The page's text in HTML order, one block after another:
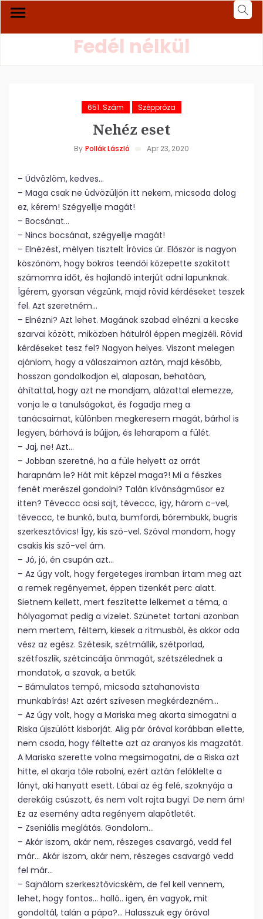
Fedél nélkül
651. Szám Széppróza
Nehéz eset
By Pollák László Apr 23, 2020
– Üdvözlöm, kedves…
– Maga csak ne üdvözüljön itt nekem, micsoda dolog
ez, kérem! Szégyellje magát!
– Bocsánat…
– Nincs bocsánat, szégyellje magát!
– Elnézést, mélyen tisztelt Íróvics úr. Először is nagyon
köszönöm, hogy bokros teendői közepette szakított
számomra időt, és hajlandó interjút adni lapunknak.
Ígérem, gyorsan végzünk, majd rövid kérdéseket teszek
fel. Azt szeretném…
– Elnézni? Azt lehet. Magának szabad elnézni a kecske
szarvai között, miközben hátulról éppen megizéli. Rövid
kérdéseket tesz fel? Nagyon helyes. Viszont melegen
ajánlom, hogy a válaszaimon aztán, majd később,
hosszan gondolkodjon el, alaposan, behatóan,
áhítattal, hogy azt ne mondjam, alázattal elemezze,
vonja le a tanulságokat, és fogadja meg a
tanácsaimat, különben megkeresem magát, bárhol is
legyen, bárhová is bújjon, és leharapom a fülét.
– Jaj, ne! Azt…
– Jobban szeretné, ha a füle helyett az orrát
harapnám le? Hát mit képzel maga?! Mi a fészkes
fenét merészel gondolni? Talán kívánságműsor ez
itten? Téveccc öcsi sajt, téveccc, így, három c-vel,
téveccc, te bunkó, buta, bumfordi, bórembukk, bugris
szerkesztővics! Így, kis szö-vel. Szóval mondom, hogy
csakis kis szö-vel ám.
– Jó, jó, én csupán azt…
– Az úgy volt, hogy fergeteges iramban írtam meg azt
a remek regényemet, éppen tizenkét perc alatt.
Sietnem kellett, mert feszítette lelkemet a téma, a
hólyagomat pedig a vizelet. Szünetet tartani azonban
nem mertem, féltem, kiesek a ritmusból, és akkor oda
vész az egész. Szétesik, szétmállik, szétporlad,
szétfoszlik, szétcincálja önmagát, szétszélednek a
mondatok, a szavak, a betűk.
– Bámulatos tempó, micsoda sztahanovista
munkabírás! Azt azért szívesen megkérdezném…
– Az úgy volt, hogy a Mariska meg akarta simogatni a
Riska újszülött kisborját. Alig pár órával korábban ellette,
nem csoda, hogy féltette azt az aranyos kis magzatát.
A Mariska szerette volna megsimogatni, de a Riska azt
hitte, el akarja tőle rabolni, ezért aztán felöklelte a
lányt, aki hanyatt esett. Lábai az ég felé, szoknyája a
derekáig csúszott, és nem volt rajta bugyi. De nem ám!
Ez az esemény adta regényem alapötletét.
– Zseniális meglátás. Gondolom…
– Akár iszom, akár nem, részeges csavargó, vedd fel
már… Akár iszom, akár nem, részeges csavargó vedd
fel már…
– Sajnálom szerkesztővicském, de fel kell vennem,
lehet, hogy fontos… halló.. igen, én vagyok, mit
gondoltál, talán a pápa?… Halasszuk egy órával